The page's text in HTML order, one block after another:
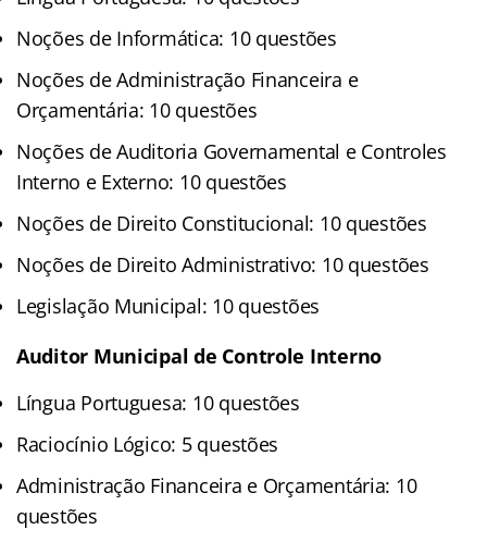
Noções de Informática: 10 questões
Noções de Administração Financeira e
Orçamentária: 10 questões
Noções de Auditoria Governamental e Controles
Interno e Externo: 10 questões
Noções de Direito Constitucional: 10 questões
Noções de Direito Administrativo: 10 questões
Legislação Municipal: 10 questões
Auditor Municipal de Controle Interno
Língua Portuguesa: 10 questões
Raciocínio Lógico: 5 questões
Administração Financeira e Orçamentária: 10
questões